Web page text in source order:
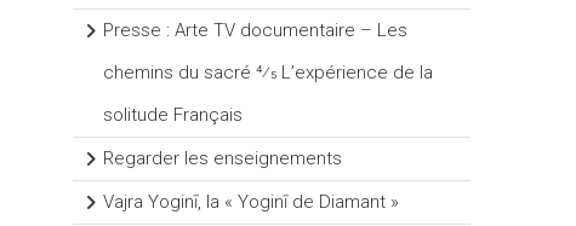
Presse : Arte TV documentaire – Les
chemins du sacré 4⁄5 L’expérience de la
solitude Français
Regarder les enseignements
Vajra Yoginī, la « Yoginī de Diamant »